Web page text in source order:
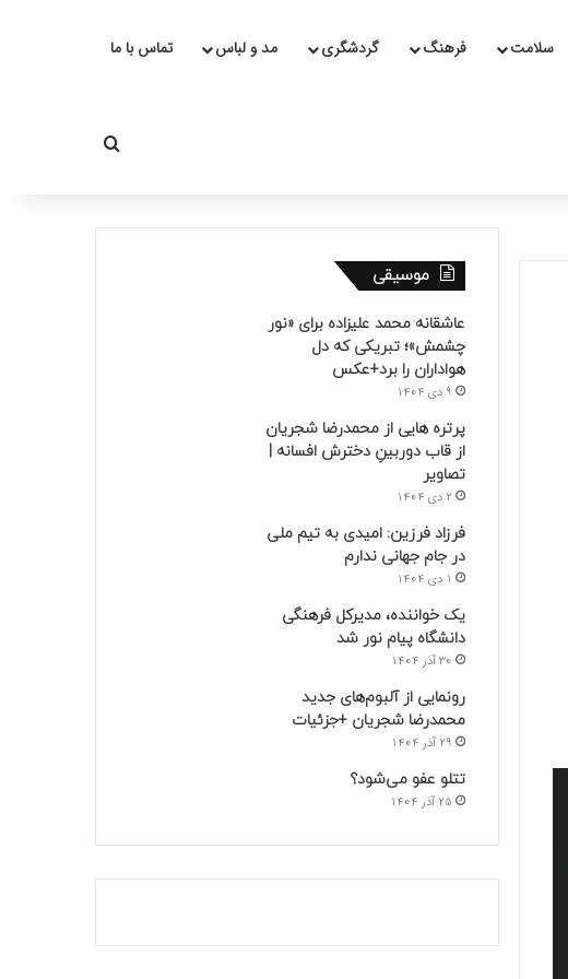
سلامت فرهنگ گردشگری مد و لباس تماس با ما
جستجو برای
موسیقی
عاشقانه محمد علیزاده برای «نور
چشمش»؛ تبریکی که دل
هواداران را برد+عکس
9 دی 1404
پرتره هایی از محمدرضا شجریان
از قاب دوربینِ دخترش افسانه |
تصاویر
2 دی 1404
فرزاد فرزین: امیدی به تیم ملی
در جام جهانی ندارم
1 دی 1404
یک خواننده، مدیرکل فرهنگی
دانشگاه پیام نور شد
30 آذر 1404
رونمایی از آلبوم‌های جدید
محمدرضا شجریان +جزئیات
29 آذر 1404
تتلو عفو می‌شود؟
25 آذر 1404